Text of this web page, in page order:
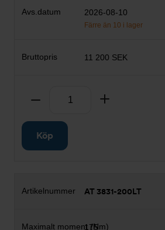
2026-08-10
Färre än 10 i lager
11 200 SEK
Ta bort
Köp
AT 3831-200LT
175